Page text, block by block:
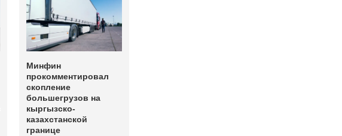
Минфин
прокомментировал
скопление
большегрузов на
кыргызско-
казахстанской
границе